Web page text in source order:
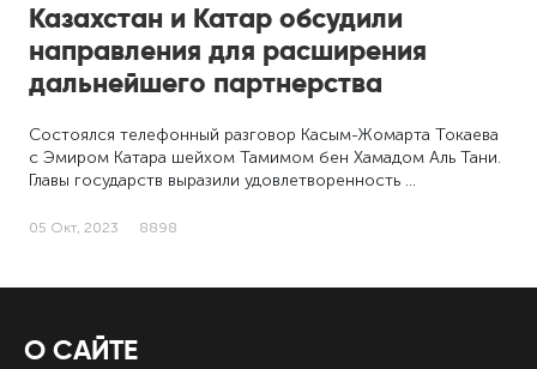
Казахстан и Катар обсудили
направления для расширения
дальнейшего партнерства
Состоялся телефонный разговор Касым-Жомарта Токаева
с Эмиром Катара шейхом Тамимом бен Хамадом Аль Тани.
Главы государств выразили удовлетворенность …
05 Окт, 2023 8898
О САЙТЕ